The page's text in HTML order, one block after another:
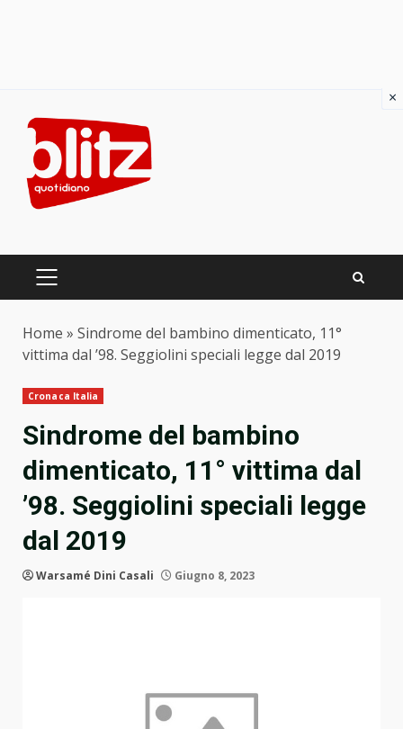
content
PRIMARY
Home » Sindrome del bambino dimenticato, 11°
vittima dal ’98. Seggiolini speciali legge dal 2019
Cronaca Italia
Sindrome del bambino
dimenticato, 11° vittima dal
’98. Seggiolini speciali legge
dal 2019
Warsamé Dini Casali Giugno 8, 2023
×